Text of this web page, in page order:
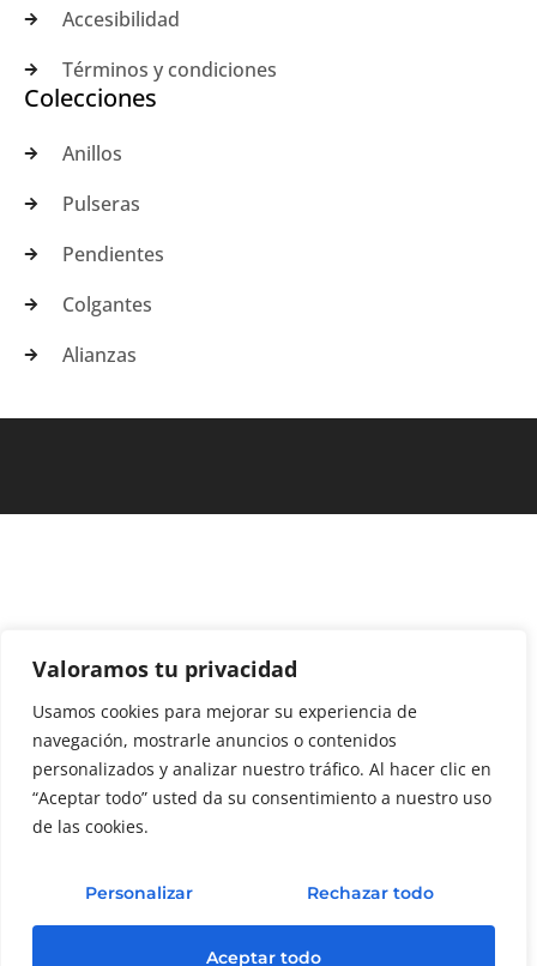
Valoramos tu privacidad
Usamos cookies para mejorar su experiencia de
navegación, mostrarle anuncios o contenidos
personalizados y analizar nuestro tráfico. Al hacer clic en
“Aceptar todo” usted da su consentimiento a nuestro uso
de las cookies.
Personalizar Rechazar todo
Aceptar todo
Accesibilidad
Términos y condiciones
Colecciones
Anillos
Pulseras
Pendientes
Colgantes
Alianzas